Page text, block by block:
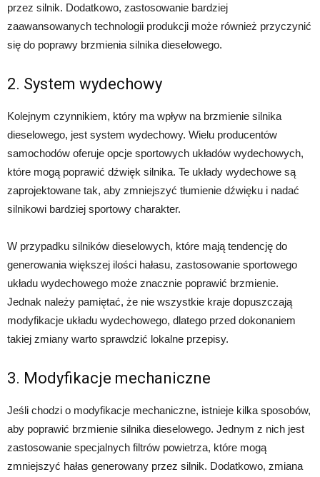
przez silnik. Dodatkowo, zastosowanie bardziej
zaawansowanych technologii produkcji może również przyczynić
się do poprawy brzmienia silnika dieselowego.
2. System wydechowy
Kolejnym czynnikiem, który ma wpływ na brzmienie silnika
dieselowego, jest system wydechowy. Wielu producentów
samochodów oferuje opcje sportowych układów wydechowych,
które mogą poprawić dźwięk silnika. Te układy wydechowe są
zaprojektowane tak, aby zmniejszyć tłumienie dźwięku i nadać
silnikowi bardziej sportowy charakter.
W przypadku silników dieselowych, które mają tendencję do
generowania większej ilości hałasu, zastosowanie sportowego
układu wydechowego może znacznie poprawić brzmienie.
Jednak należy pamiętać, że nie wszystkie kraje dopuszczają
modyfikacje układu wydechowego, dlatego przed dokonaniem
takiej zmiany warto sprawdzić lokalne przepisy.
3. Modyfikacje mechaniczne
Jeśli chodzi o modyfikacje mechaniczne, istnieje kilka sposobów,
aby poprawić brzmienie silnika dieselowego. Jednym z nich jest
zastosowanie specjalnych filtrów powietrza, które mogą
zmniejszyć hałas generowany przez silnik. Dodatkowo, zmiana